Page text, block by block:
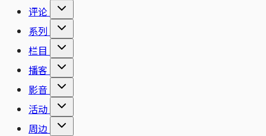
评论
系列
栏目
播客
影音
活动
周边